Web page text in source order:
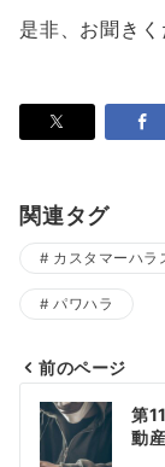
是非、お聞きく
関連タグ
カスタマーハラ
パワハラ
投
稿
前のページ
第
動